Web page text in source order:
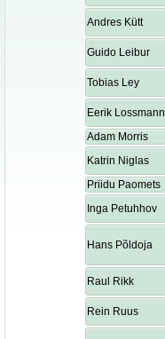
Andres Kütt
Guido Leibur
Tobias Ley
Eerik Lossmann
Adam Morris
Katrin Niglas
Priidu Paomets
Inga Petuhhov
Hans Põldoja
Raul Rikk
Rein Ruus